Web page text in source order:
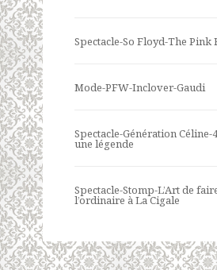
Spectacle-So Floyd-The Pink
Mode-PFW-Inclover-Gaudi
Spectacle-Génération
une légende
Spectacle-Stomp-L’Art de
l’ordinaire à La Cigale